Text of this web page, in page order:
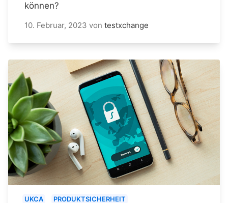
können?
10. Februar, 2023 von testxchange
UKCA PRODUKTSICHERHEIT